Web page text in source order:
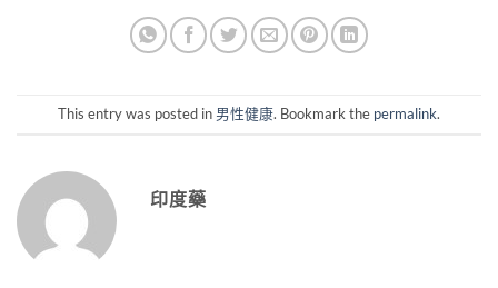
This entry was posted in 男性健康. Bookmark the permalink.
印度藥